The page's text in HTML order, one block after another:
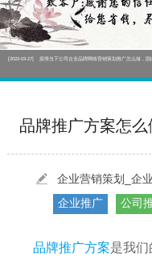
[2022-05-04] 污水处理设备厂家产品如何做网络推广（污水处理项
[2022-03-27] 疫情当下公司企业品牌网络营销策划推广怎么做，国
[2022-05-04] 污水处理设备厂家产品如何做网络推广（污水处理项
品牌推广方案怎么
企业营销策划_企
企业推广
公司
品牌推广方案是我们